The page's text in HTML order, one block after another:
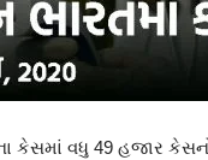
કેસમાં વધુ 49 હજાર